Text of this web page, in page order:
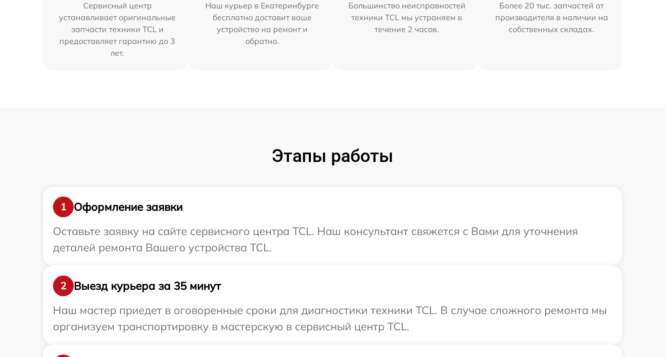
Сервисный центр
устанавливает оригинальные
запчасти техники TCL и
предоставляет гарантию до 3
лет.
Наш курьер в Екатеринбурге
бесплатно доставит ваше
устройство на ремонт и
обратно.
Большинство неисправностей
техники TCL мы устраняем в
течение 2 часов.
Более 20 тыс. запчастей от
производителя в наличии на
собственных складах.
Этапы работы
1
Оформление заявки
Оставьте заявку на сайте сервисного центра TCL. Наш консультант свяжется с Вами для уточнения
деталей ремонта Вашего устройства TCL.
2
Выезд курьера за 35 минут
Наш мастер приедет в оговоренные сроки для диагностики техники TCL. В случае сложного ремонта мы
организуем транспортировку в мастерскую в сервисный центр TCL.